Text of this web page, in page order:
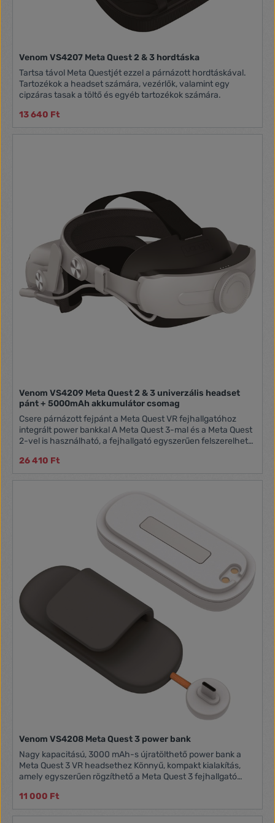
Venom VS4207 Meta Quest 2 & 3 hordtáska
Tartsa távol Meta Questjét ezzel a párnázott hordtáskával.
Tartozékok a headset számára, vezérlők, valamint egy
cipzáras tasak a töltő és egyéb tartozékok számára.
13 640 Ft
Venom VS4209 Meta Quest 2 & 3 univerzális headset
pánt + 5000mAh akkumulátor csomag
Csere párnázott fejpánt a Meta Quest VR fejhallgatóhoz
integrált power bankkal A Meta Quest 3-mal és a Meta Quest
2-vel is használható, a fejhallgató egyszerűen felszerelhető,
fordított feszítő kerék segítségével. Az integrált, nagy
kapacitású, 5000 mAh-s újratölthető power bank diszkréten
izzadságnak és könnyen tisztíthatók
26 410 Ft
Venom VS4208 Meta Quest 3 power bank
Nagy kapacitású, 3000 mAh-s újratölthető power bank a
Meta Quest 3 VR headsethez Könnyű, kompakt kialakítás,
amely egyszerűen rögzíthető a Meta Quest 3 fejhallgató
csatlakoztatható Úgy tervezték, hogy illeszkedjen a
készülék körvonalaihoz, és alig észrevehető a helyén USB-
11 000 Ft